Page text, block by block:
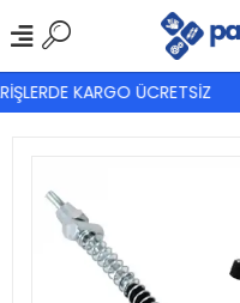
KARGO ÜCRETSİZ